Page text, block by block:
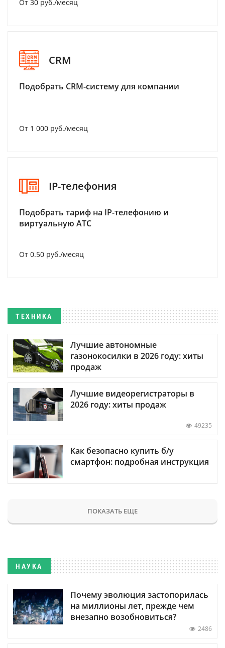
От 30 руб./месяц
CRM
Подобрать CRM-систему для компании
От 1 000 руб./месяц
IP-телефония
Подобрать тариф на IP-телефонию и
виртуальную АТС
От 0.50 руб./месяц
ТЕХНИКА
Лучшие автономные
газонокосилки в 2026 году: хиты
продаж
Лучшие видеорегистраторы в
2026 году: хиты продаж
49235
Как безопасно купить б/у
смартфон: подробная инструкция
ПОКАЗАТЬ ЕЩЕ
НАУКА
Почему эволюция застопорилась
на миллионы лет, прежде чем
внезапно возобновиться?
2486